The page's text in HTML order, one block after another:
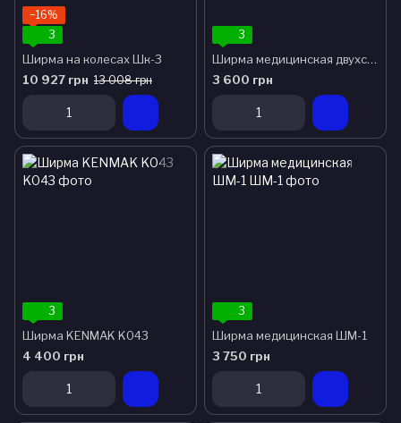
−16%
3
Ширма на колесах Шк-3
10 927 грн 13 008 грн
3
Ширма медицинская двухсекционная АТОН ШБ-2 без колес
3 600 грн
3
Ширма KENMAK K043
4 400 грн
3
Ширма медицинская ШМ-1
3 750 грн